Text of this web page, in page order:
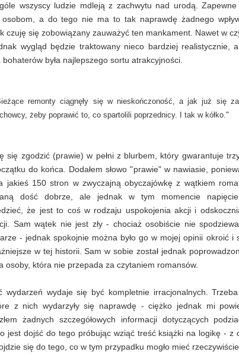
wszyscy ludzie mdleją z zachwytu nad urodą.
osobom, a do tego nie ma to tak naprawdę żadnego
czuję się zobowiązany zauważyć ten mankament. Nawet w
wygląd będzie traktowany nieco bardziej realistycznie,
bohaterów była najlepszego sortu atrakcyjności.
remonty ciągnęły się w nieskończoność, a jak już się
żeby poprawić to, co spartolili poprzednicy. I tak w kółko."
się zgodzić (prawie) w pełni z blurbem, który gwarantuje
do końca. Dodałem słowo "prawie" w nawiasie,
jakieś 150 stron w zwyczajną obyczajówkę z wątkiem
dość dobrze, ale jednak w tym momencie napięcie
że jest to coś w rodzaju uspokojenia akcji i
Sam wątek nie jest zły - chociaż osobiście nie
- jednak spokojnie można było go w mojej opinii okroić i
w tej historii. Sam w sobie został jednak
osoby, która nie przepada za czytaniem romansów.
wydarzeń wydaje się być kompletnie irracjonalnych.
z nich wydarzyły się naprawdę - ciężko jednak mi
żadnych szczegółowych informacji dotyczących
jest dojść do tego próbując wziąć treść książki na logikę - z
się do tego, co w tym przypadku mogło mieć